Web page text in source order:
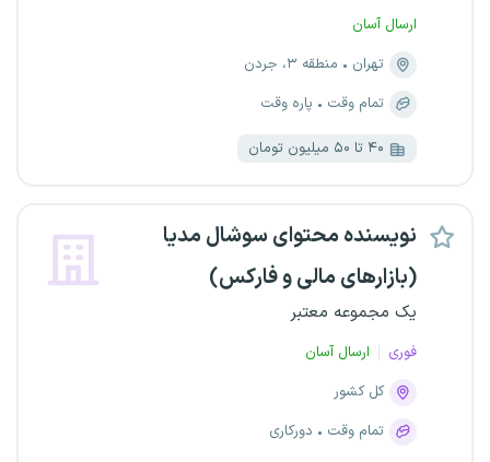
ارسال آسان
تهران
منطقه ۳، جردن
تمام وقت
پاره وقت
۴۰ تا ۵۰ میلیون تومان
نویسنده محتوای سوشال مدیا
(بازارهای مالی و فارکس)
یک مجموعه معتبر
فوری
ارسال آسان
کل کشور
تمام وقت
دورکاری